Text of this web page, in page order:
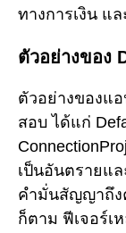
ทางการเงิน แ
ตัวอย่างของ
ตัวอย่างของแ
สอบ ได้แก่
เป็นอันตรายแ
คำมั่นสัญญาถึง
ก็ตาม ฟีเจอร์เ